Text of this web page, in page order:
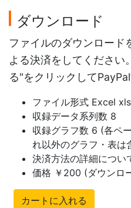
ダウンロード
ファイルのダウンロード
よる決済をしてください
る"をクリックして
ファイル形式 Excel
収録データ系列数 8
収録グラフ数 6 (各ペ
れ以外のグラフ・表は
決済方法の詳細につい
価格 ￥200 (ダウンロ
カートに入れる